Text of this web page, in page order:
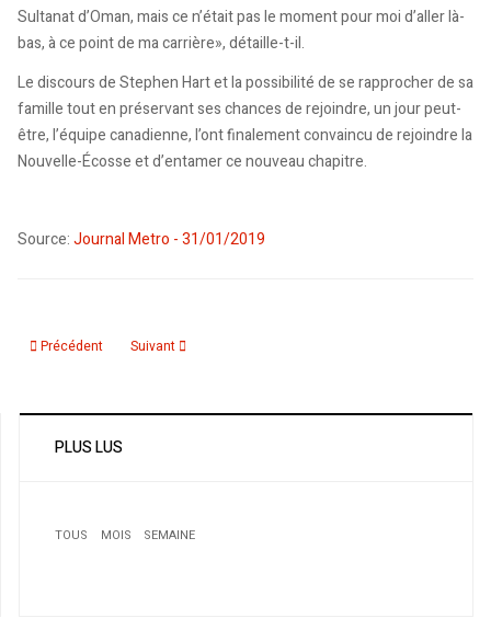
Sultanat d’Oman, mais ce n’était pas le moment pour moi d’aller là-
bas, à ce point de ma carrière», détaille-t-il.
Le discours de Stephen Hart et la possibilité de se rapprocher de sa
famille tout en préservant ses chances de rejoindre, un jour peut-
être, l’équipe canadienne, l’ont finalement convaincu de rejoindre la
Nouvelle-Écosse et d’entamer ce nouveau chapitre.
Source:Journal Metro - 31/01/2019
Article précédent : L’Algérie soulève le Petit Maghreb
Précédent Article suivant : Rumor: Toronto FC chasing Algerian
Suivant
PLUS LUS
TOUS MOIS
SEMAINE